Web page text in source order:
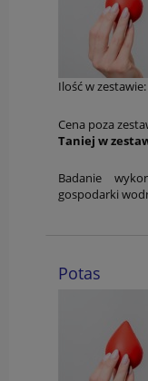
Ilość w zestawie:
Cena poza
Taniej w
Badanie
gospodarki
Potas